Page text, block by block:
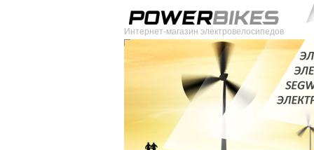
Интернет-магазин электровелосипедов